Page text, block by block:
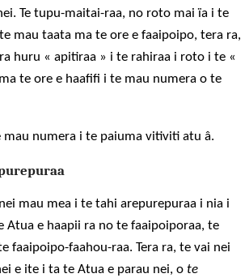
Te tupu-maitai-raa, no roto mai ïa i te
mau taata ma te ore e faaipoipo, tera ra,
huru « apitiraa » i te rahiraa i roto i te «
te ore e haafifi i te mau numera o te
mau numera i te paiuma vitiviti atu â.
mau mea i te tahi arepurepuraa i nia i
Atua e haapii ra no te faaipoiporaa, te
faaipoipo-faahou-raa. Tera ra, te vai nei
e ite i ta te Atua e parau nei, ote